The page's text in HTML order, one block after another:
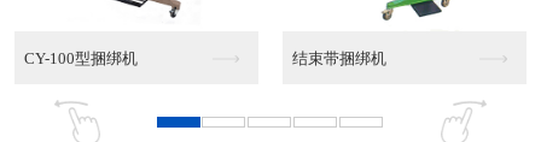
半自动PE捆绑机销售 半自动PE捆绑机代理